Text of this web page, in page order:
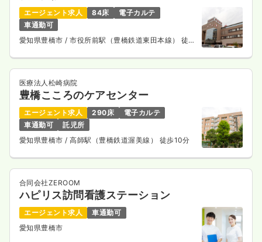
エージェント求人 84床
電子カルテ
車通勤可
愛知県豊橋市 / 市役所前駅（豊橋鉄道東田本線） 徒歩
医療法人松崎病院
豊橋こころのケアセンター
エージェント求人 290床
電子カルテ
車通勤可
託児所
愛知県豊橋市 / 高師駅（豊橋鉄道渥美線） 徒歩10分
合同会社ZEROOM
ハピリス訪問看護ステーション
エージェント求人
車通勤可
愛知県豊橋市